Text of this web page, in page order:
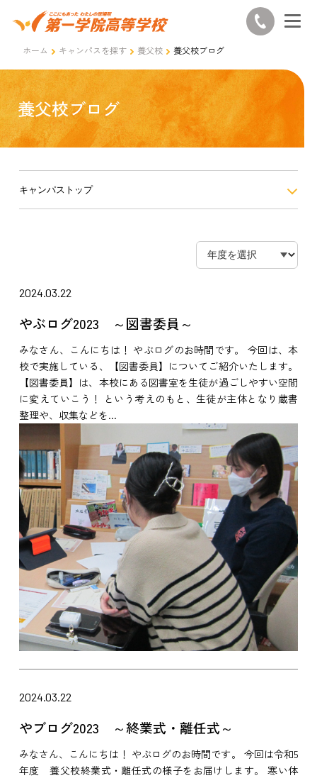
ホーム キャンパスを探す 養父校 養父校ブログ
養父校ブログ
キャンパストップ
2024.03.22
やぶログ2023 ～図書委員～
みなさん、こんにちは！ やぶログのお時間です。 今回は、本
校で実施している、【図書委員】についてご紹介いたします。
【図書委員】は、本校にある図書室を生徒が過ごしやすい空間
に変えていこう！ という考えのもと、生徒が主体となり蔵書
整理や、収集などを...
2024.03.22
やブログ2023 ～終業式・離任式～
みなさん、こんにちは！ やぶログのお時間です。 今回は令和5
年度 養父校終業式・離任式の様子をお届けします。 寒い体